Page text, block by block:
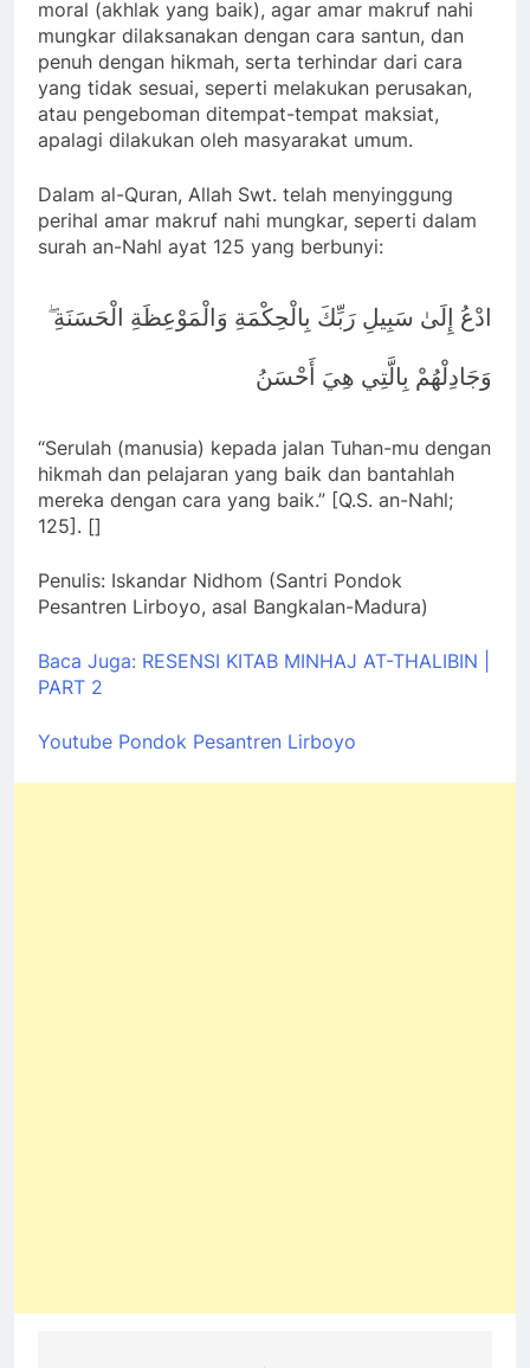
moral (akhlak yang baik), agar amar makruf nahi
mungkar dilaksanakan dengan cara santun, dan
penuh dengan hikmah, serta terhindar dari cara
yang tidak sesuai, seperti melakukan perusakan,
atau pengeboman ditempat-tempat maksiat,
apalagi dilakukan oleh masyarakat umum.
Dalam al-Quran, Allah Swt. telah menyinggung
perihal amar makruf nahi mungkar, seperti dalam
surah an-Nahl ayat 125 yang berbunyi:
ادْعُ إِلَىٰ سَبِيلِ رَبِّكَ بِالْحِكْمَةِ وَالْمَوْعِظَةِ الْحَسَنَةِ ۖ
وَجَادِلْهُمْ بِالَّتِي هِيَ أَحْسَنُ
“Serulah (manusia) kepada jalan Tuhan-mu dengan
hikmah dan pelajaran yang baik dan bantahlah
mereka dengan cara yang baik.” [Q.S. an-Nahl;
125]. []
Penulis: Iskandar Nidhom (Santri Pondok
Pesantren Lirboyo, asal Bangkalan-Madura)
Baca Juga: RESENSI KITAB MINHAJ AT-THALIBIN |
PART 2
Youtube Pondok Pesantren Lirboyo